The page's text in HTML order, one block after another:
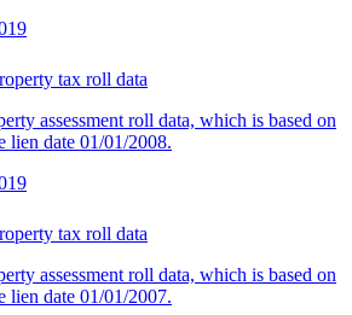
tax roll data
assessment roll data, which is based on
lien date 01/01/2008.
tax roll data
assessment roll data, which is based on
lien date 01/01/2007.